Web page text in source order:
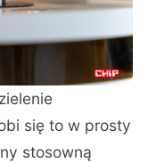
się to w prosty
stosowną